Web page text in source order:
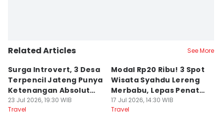
Related Articles See More
Surga Introvert, 3 Desa
Terpencil Jateng Punya
Ketenangan Absolut
Untuk Disconect
23 Jul 2026, 19:30 WIB
Travel
Modal Rp20 Ribu! 3 Spot
Wisata Syahdu Lereng
Merbabu, Lepas Penat
akhir Pekan!
17 Jul 2026, 14:30 WIB
Travel